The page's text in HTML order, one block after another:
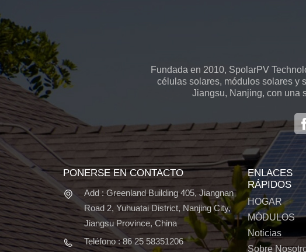
Fundada en 2010, SpolarPV
células solares, módulos solares y
Jiangsu, Nanjing, con una
PONERSE EN CONTACTO
Add : Greenland Building 405, Jiangnan
Road 2, Yuhuatai District, Nanjing City,
Jiangsu Province, China
Teléfono : 86 25 58351206
ENLACES
RÁPIDOS
HOGAR
MÓDULOS
Noticias
Sobre